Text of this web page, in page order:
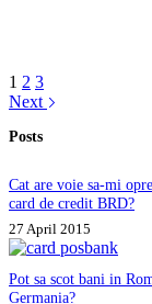
pot
sa
1 2 3
Next
Posts
Cat are voie sa-mi
card de credit BRD?
27 April 2015
Pot sa scot bani in
Germania?